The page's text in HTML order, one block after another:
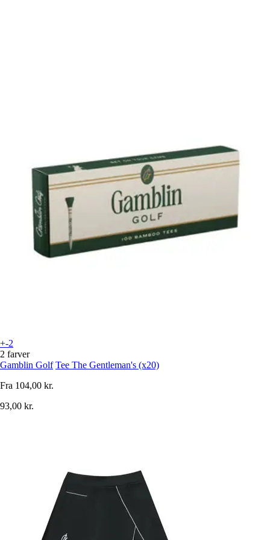
+-2
2 farver
Gamblin Golf Tee The Gentleman's (x20)
Fra 104,00 kr.
93,00 kr.